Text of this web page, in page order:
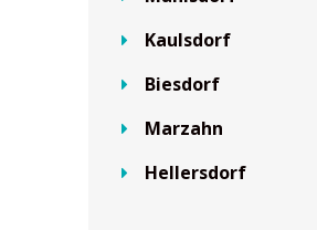
Kaulsdorf
Biesdorf
Marzahn
Hellersdorf